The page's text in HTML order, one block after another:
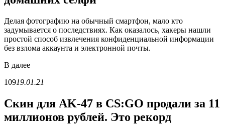
Делая фотографию на обычный смартфон, мало кто
задумывается о последствиях. Как оказалось, хакеры нашли
простой способ извлечения конфиденциальной информации
без взлома аккаунта и электронной почты.
В далее
10919.01.21
Скин для AK-47 в CS:GO продали за 11
миллионов рублей. Это рекорд